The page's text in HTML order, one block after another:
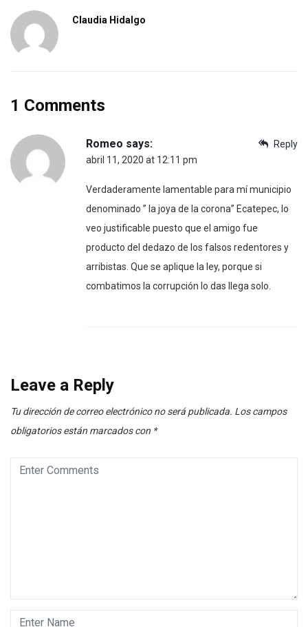
Claudia Hidalgo
1 Comments
Reply
Romeo says:
abril 11, 2020 at 12:11 pm
Verdaderamente lamentable para mí municipio
denominado ” la joya de la corona” Ecatepec, lo
veo justificable puesto que el amigo fue
producto del dedazo de los falsos redentores y
arribistas. Que se aplique la ley, porque si
combatimos la corrupción lo das llega solo.
Leave a Reply
Tu dirección de correo electrónico no será publicada. Los campos
obligatorios están marcados con *